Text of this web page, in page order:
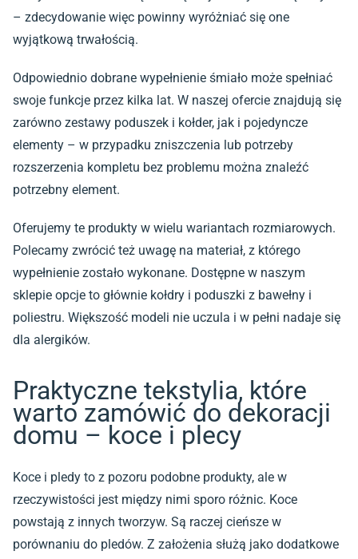
– zdecydowanie więc powinny wyróżniać się one
wyjątkową trwałością.
Odpowiednio dobrane wypełnienie śmiało może spełniać
swoje funkcje przez kilka lat. W naszej ofercie znajdują się
zarówno zestawy poduszek i kołder, jak i pojedyncze
elementy – w przypadku zniszczenia lub potrzeby
rozszerzenia kompletu bez problemu można znaleźć
potrzebny element.
Oferujemy te produkty w wielu wariantach rozmiarowych.
Polecamy zwrócić też uwagę na materiał, z którego
wypełnienie zostało wykonane. Dostępne w naszym
sklepie opcje to głównie kołdry i poduszki z bawełny i
poliestru. Większość modeli nie uczula i w pełni nadaje się
dla alergików.
Praktyczne tekstylia, które
warto zamówić do dekoracji
domu – koce i plecy
Koce i pledy to z pozoru podobne produkty, ale w
rzeczywistości jest między nimi sporo różnic. Koce
powstają z innych tworzyw. Są raczej cieńsze w
porównaniu do pledów. Z założenia służą jako dodatkowe